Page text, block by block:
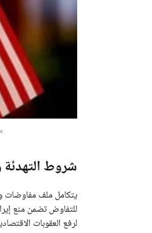
شروط التهدئة
يتكامل ملف مفاوضات
للتفاوض تضمن منع
لرفع العقوبات